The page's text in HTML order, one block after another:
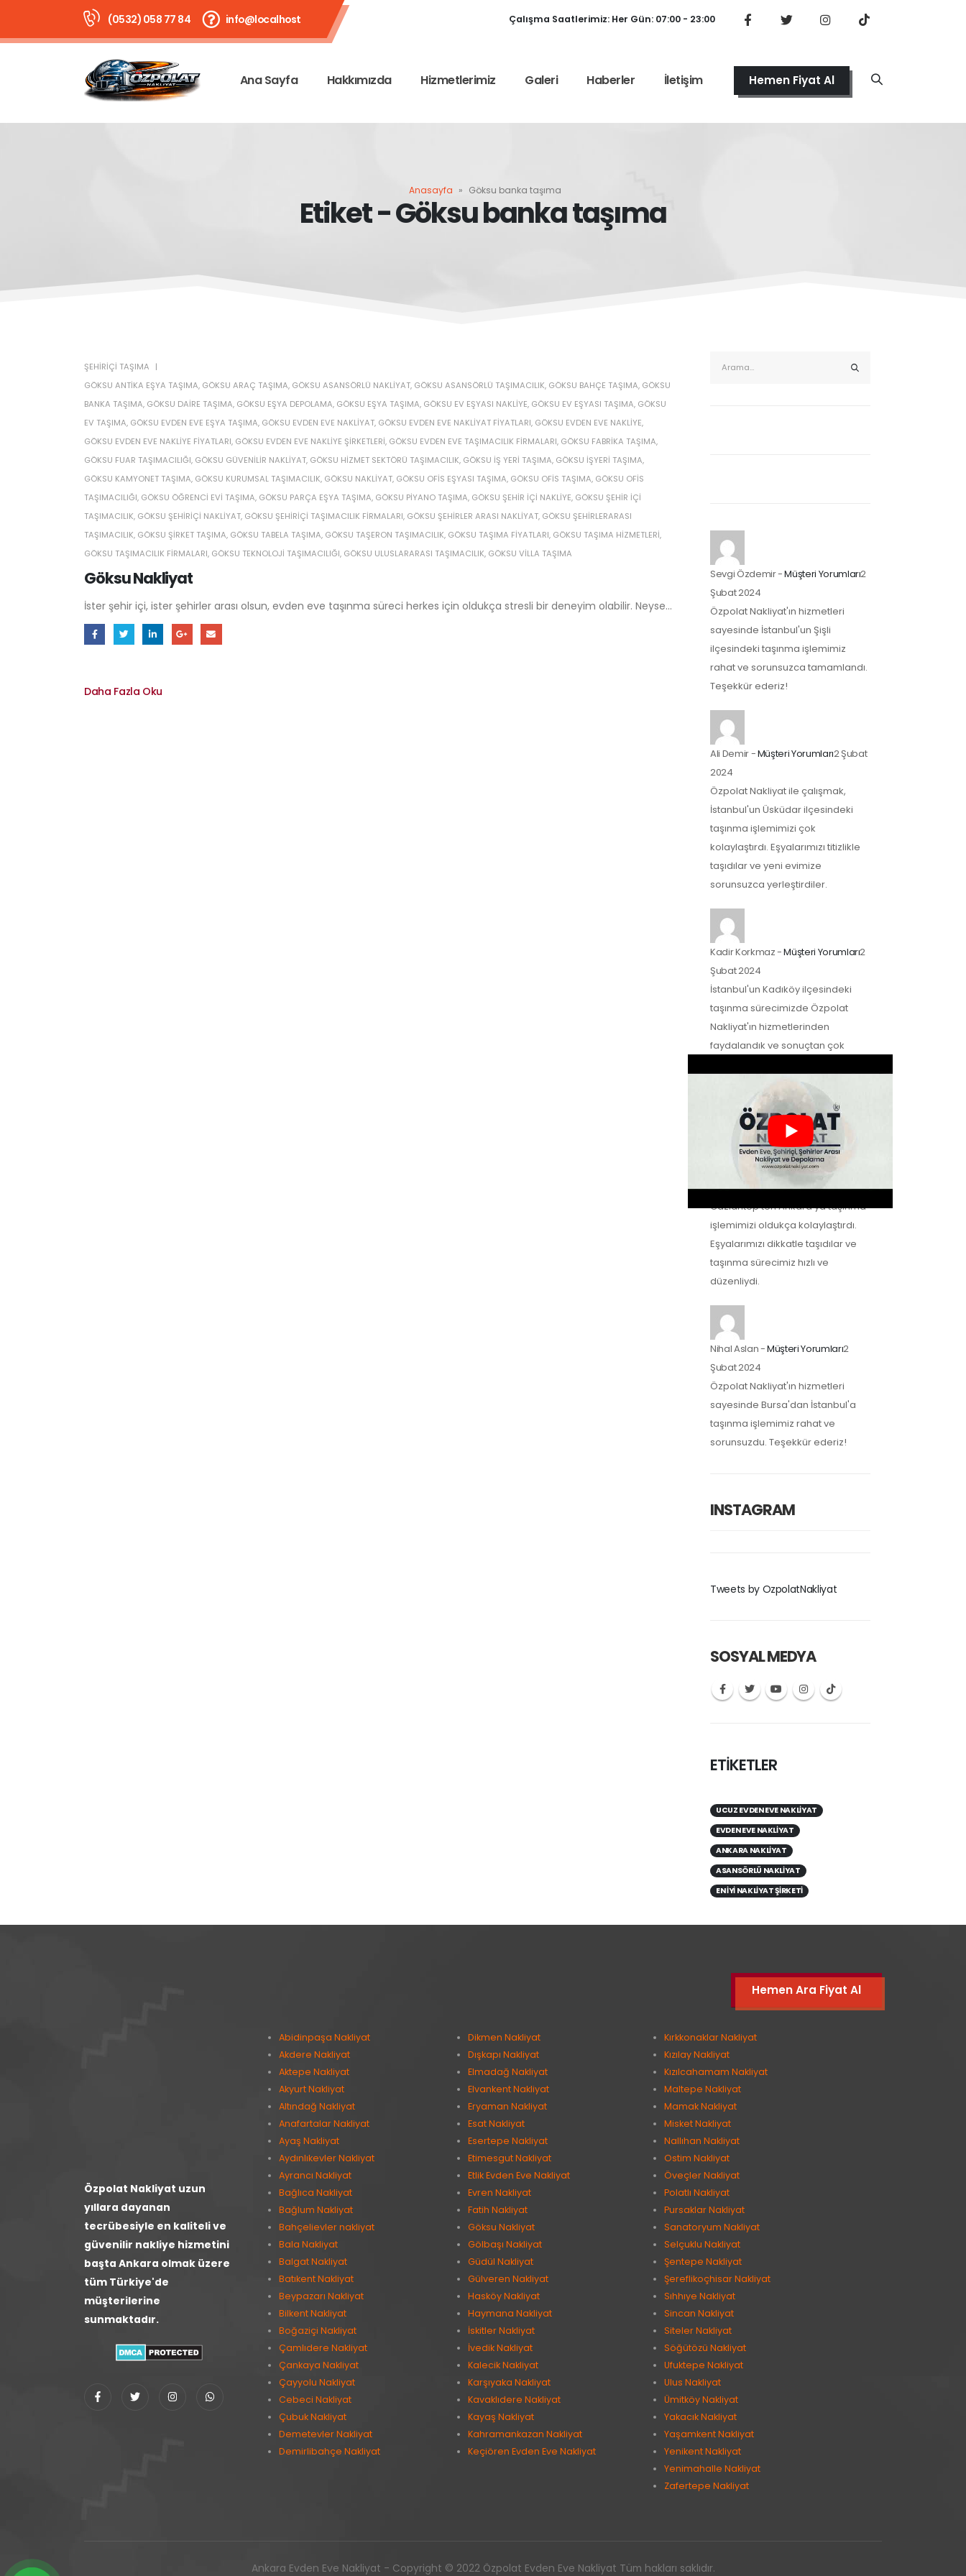
(0532) 058 77 84 info@localhost Çalışma Saatlerimiz: Her Gün: 07:00 - 23:00
Ana Sayfa Hakkımızda Hizmetlerimiz Galeri Haberler İletişim Hemen Fiyat Al
Anasayfa » Göksu banka taşıma
Etiket - Göksu banka taşıma
Göksu Nakliyat
ŞEHIRIÇI TAŞIMA
GÖKSU ANTIKA EŞYA TAŞIMA, GÖKSU ARAÇ TAŞIMA, GÖKSU ASANSÖRLÜ NAKLIYAT, GÖKSU ASANSÖRLÜ TAŞIMACILIK, GÖKSU BAHÇE TAŞIMA, GÖKSU
BANKA TAŞIMA, GÖKSU DAIRE TAŞIMA, GÖKSU EŞYA DEPOLAMA, GÖKSU EŞYA TAŞIMA, GÖKSU EV EŞYASI NAKLIYE, GÖKSU EV EŞYASI TAŞIMA, GÖKSU
EV TAŞIMA, GÖKSU EVDEN EVE EŞYA TAŞIMA, GÖKSU EVDEN EVE NAKLIYAT, GÖKSU EVDEN EVE NAKLIYAT FIYATLARI, GÖKSU EVDEN EVE NAKLIYE,
GÖKSU EVDEN EVE NAKLIYE FIYATLARI, GÖKSU EVDEN EVE NAKLIYE ŞIRKETLERI, GÖKSU EVDEN EVE TAŞIMACILIK FIRMALARI, GÖKSU FABRIKA TAŞIMA,
GÖKSU FUAR TAŞIMACILIĞI, GÖKSU GÜVENILIR NAKLIYAT, GÖKSU HIZMET SEKTÖRÜ TAŞIMACILIK, GÖKSU IŞ YERI TAŞIMA, GÖKSU IŞYERI TAŞIMA,
GÖKSU KAMYONET TAŞIMA, GÖKSU KURUMSAL TAŞIMACILIK, GÖKSU NAKLIYAT, GÖKSU OFIS EŞYASI TAŞIMA, GÖKSU OFIS TAŞIMA, GÖKSU OFIS
TAŞIMACILIĞI, GÖKSU ÖĞRENCI EVI TAŞIMA, GÖKSU PARÇA EŞYA TAŞIMA, GÖKSU PIYANO TAŞIMA, GÖKSU ŞEHIR IÇI NAKLIYE, GÖKSU ŞEHIR IÇI
TAŞIMACILIK, GÖKSU ŞEHIRIÇI NAKLIYAT, GÖKSU ŞEHIRIÇI TAŞIMACILIK FIRMALARI, GÖKSU ŞEHIRLER ARASI NAKLIYAT, GÖKSU ŞEHIRLERARASI
TAŞIMACILIK, GÖKSU ŞIRKET TAŞIMA, GÖKSU TABELA TAŞIMA, GÖKSU TAŞERON TAŞIMACILIK, GÖKSU TAŞIMA FIYATLARI, GÖKSU TAŞIMA HIZMETLERI,
GÖKSU TAŞIMACILIK FIRMALARI, GÖKSU TEKNOLOJI TAŞIMACILIĞI, GÖKSU ULUSLARARASI TAŞIMACILIK, GÖKSU VILLA TAŞIMA
İster şehir içi, ister şehirler arası olsun, evden eve taşınma süreci herkes için oldukça stresli bir deneyim olabilir. Neyse...
Daha Fazla Oku
Sevgi Özdemir-Müşteri Yorumları2
Şubat 2024
Özpolat Nakliyat'ın hizmetleri
sayesinde İstanbul'un Şişli
ilçesindeki taşınma işlemimiz
rahat ve sorunsuzca tamamlandı.
Teşekkür ederiz!
Ali Demir-Müşteri Yorumları2 Şubat
2024
Özpolat Nakliyat ile çalışmak,
İstanbul'un Üsküdar ilçesindeki
taşınma işlemimizi çok
kolaylaştırdı. Eşyalarımızı titizlikle
taşıdılar ve yeni evimize
sorunsuzca yerleştirdiler.
Kadir Korkmaz-Müşteri Yorumları2
Şubat 2024
İstanbul'un Kadıköy ilçesindeki
taşınma sürecimizde Özpolat
Nakliyat'ın hizmetlerinden
faydalandık ve sonuçtan çok
taşıdılar ve yeni evimize güvenle…
Zeynep Koç-Müşteri Yorumları
Özpolat Nakliyat ile çalışmak,
Gaziantep'ten Ankara'ya taşınma
işlemimizi oldukça kolaylaştırdı.
Eşyalarımızı dikkatle taşıdılar ve
taşınma sürecimiz hızlı ve
düzenliydi.
Nihal Aslan-Müşteri Yorumları2
Şubat 2024
Özpolat Nakliyat'ın hizmetleri
sayesinde Bursa'dan İstanbul'a
taşınma işlemimiz rahat ve
sorunsuzdu. Teşekkür ederiz!
INSTAGRAM
Tweets by OzpolatNakliyat
SOSYAL MEDYA
ETİKETLER
UCUZ EVDEN EVE NAKLIYAT
EVDEN EVE NAKLIYAT
ANKARA NAKLIYAT
ASANSÖRLÜ NAKLIYAT
EN IYI NAKLIYAT ŞIRKETI
Hemen Ara Fiyat Al
Özpolat Nakliyat uzun
yıllara dayanan
tecrübesiyle en kaliteli ve
güvenilir nakliye hizmetini
başta Ankara olmak üzere
tüm Türkiye'de
müşterilerine
sunmaktadır.
Abidinpaşa Nakliyat
Akdere Nakliyat
Aktepe Nakliyat
Akyurt Nakliyat
Altındağ Nakliyat
Anafartalar Nakliyat
Ayaş Nakliyat
Aydınlıkevler Nakliyat
Ayrancı Nakliyat
Bağlıca Nakliyat
Bağlum Nakliyat
Bahçelievler nakliyat
Bala Nakliyat
Balgat Nakliyat
Batıkent Nakliyat
Beypazarı Nakliyat
Bilkent Nakliyat
Boğaziçi Nakliyat
Çamlıdere Nakliyat
Çankaya Nakliyat
Çayyolu Nakliyat
Cebeci Nakliyat
Çubuk Nakliyat
Demetevler Nakliyat
Demirlibahçe Nakliyat
Dikmen Nakliyat
Dışkapı Nakliyat
Elmadağ Nakliyat
Elvankent Nakliyat
Eryaman Nakliyat
Esat Nakliyat
Esertepe Nakliyat
Etimesgut Nakliyat
Etlik Evden Eve Nakliyat
Evren Nakliyat
Fatih Nakliyat
Göksu Nakliyat
Gölbaşı Nakliyat
Güdül Nakliyat
Gülveren Nakliyat
Hasköy Nakliyat
Haymana Nakliyat
İskitler Nakliyat
İvedik Nakliyat
Kalecik Nakliyat
Karşıyaka Nakliyat
Kavaklıdere Nakliyat
Kayaş Nakliyat
Kahramankazan Nakliyat
Keçiören Evden Eve Nakliyat
Kırkkonaklar Nakliyat
Kızılay Nakliyat
Kızılcahamam Nakliyat
Maltepe Nakliyat
Mamak Nakliyat
Misket Nakliyat
Nallıhan Nakliyat
Ostim Nakliyat
Öveçler Nakliyat
Polatlı Nakliyat
Pursaklar Nakliyat
Sanatoryum Nakliyat
Selçuklu Nakliyat
Şentepe Nakliyat
Şereflikoçhisar Nakliyat
Sıhhıye Nakliyat
Sincan Nakliyat
Siteler Nakliyat
Söğütözü Nakliyat
Ufuktepe Nakliyat
Ulus Nakliyat
Ümitköy Nakliyat
Yakacık Nakliyat
Yaşamkent Nakliyat
Yenikent Nakliyat
Yenimahalle Nakliyat
Zafertepe Nakliyat
Ankara Evden Eve Nakliyat - Copyright © 2022 Özpolat Evden Eve Nakliyat Tüm hakları saklıdır.